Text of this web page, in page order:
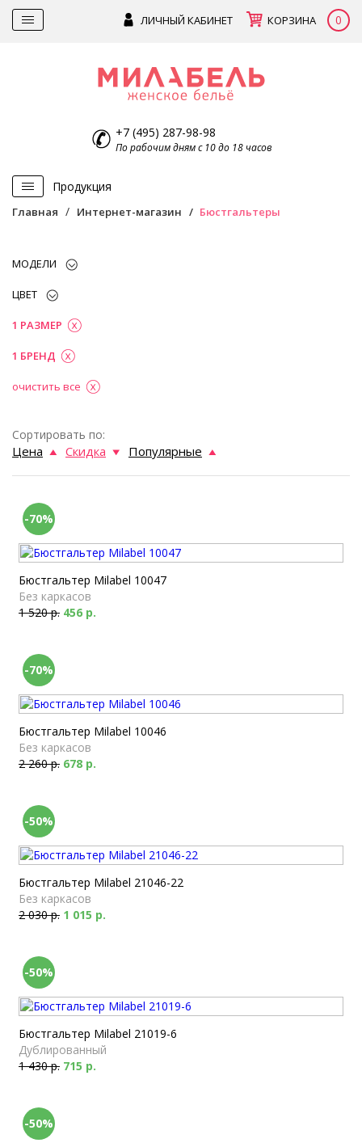
ЛИЧНЫЙ КАБИНЕТ КОРЗИНА 0
+7 (495) 287-98-98
По рабочим дням с 10 до 18 часов
Продукция
Главная Интернет-магазин Бюстгальтеры
МОДЕЛИ
ЦВЕТ
1 РАЗМЕР
1 БРЕНД
очистить все
Сортировать по:
Цена Скидка Популярные
-70%
Бюстгальтер Milabel 10047
Без каркасов
1 520 р. 456 р.
-70%
Бюстгальтер Milabel 10046
Без каркасов
2 260 р. 678 р.
-50%
Бюстгальтер Milabel 21046-22
Без каркасов
2 030 р. 1 015 р.
-50%
Бюстгальтер Milabel 21019-6
Дублированный
1 430 р. 715 р.
-50%